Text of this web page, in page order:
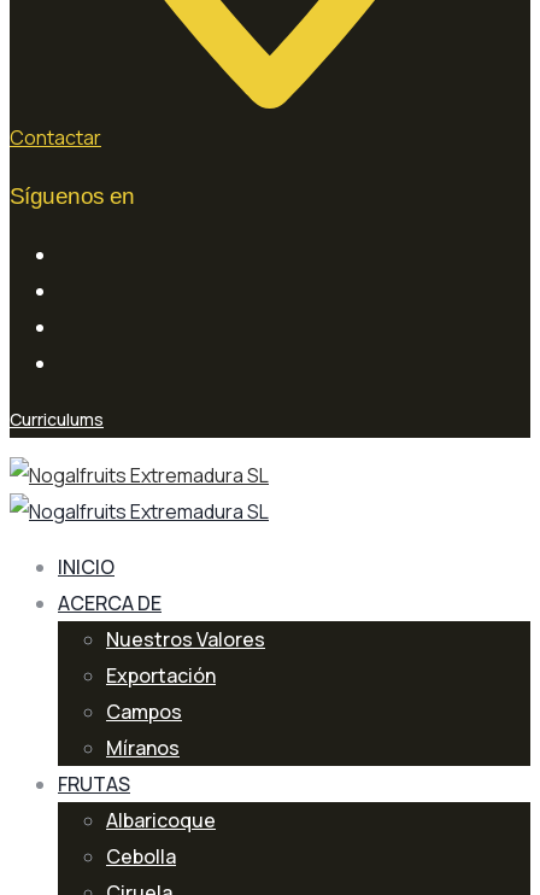
Contactar
Síguenos en
Curriculums
INICIO
ACERCA DE
Nuestros Valores
Exportación
Campos
Míranos
FRUTAS
Albaricoque
Cebolla